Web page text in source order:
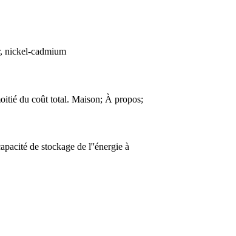
nickel-cadmium
du coût total. Maison; À propos;
de stockage de l''énergie à